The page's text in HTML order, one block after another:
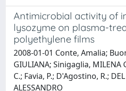
Antimicrobial activity of
lysozyme on plasma-
polyethylene films
2008-01-01 Conte, Amalia;
GIULIANA; Sinigaglia, MILENA
C.; Favia, P.; D'Agostino, R.;
ALESSANDRO